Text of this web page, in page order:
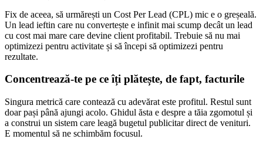
Fix de aceea, să urmărești un Cost Per Lead (CPL) mic e o greșeală.
Un lead ieftin care nu convertește e infinit mai scump decât un lead
cu cost mai mare care devine client profitabil. Trebuie să nu mai
optimizezi pentru activitate și să începi să optimizezi pentru
rezultate.
Concentrează-te pe ce îți plătește, de fapt, facturile
Singura metrică care contează cu adevărat este profitul. Restul sunt
doar pași până ajungi acolo. Ghidul ăsta e despre a tăia zgomotul și
a construi un sistem care leagă bugetul publicitar direct de venituri.
E momentul să ne schimbăm focusul.